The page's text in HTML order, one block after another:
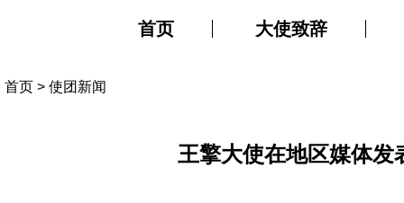
首页 大使致辞
首页 > 使团新闻
王擎大使在地区媒体发